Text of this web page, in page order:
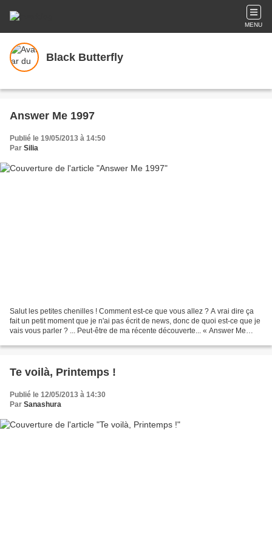
MENU
Black Butterfly
Answer Me 1997
Publié le 19/05/2013 à 14:50
Par Silia
Salut les petites chenilles ! Comment est-ce que vous allez ? A vrai dire ça
fait un petit moment que je n'ai pas écrit de news, donc de quoi est-ce que je
vais vous parler ? ... Peut-être de ma récente découverte... « Answer Me
Te voilà, Printemps !
Publié le 12/05/2013 à 14:30
Par Sanashura